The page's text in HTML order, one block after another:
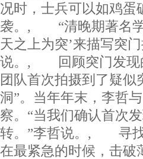
况时，士兵可以如鸡蛋
袭。, “清晚期著名学
天之上为突’来描写突
说。, 回顾突门发现
团队首次拍摄到了疑似
洞”。当年年末，李哲
察。“当我们确认首次
转。”李哲说。, 寻找
在最紧急的时候，击